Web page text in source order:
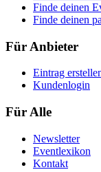
Finde deinen
Finde deinen
Für Anbieter
Eintrag
Kundenlogin
Für Alle
Newsletter
Eventlexikon
Kontakt